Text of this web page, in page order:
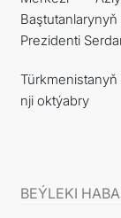
Prezidenti
nji oktýabry
BEÝLEKI